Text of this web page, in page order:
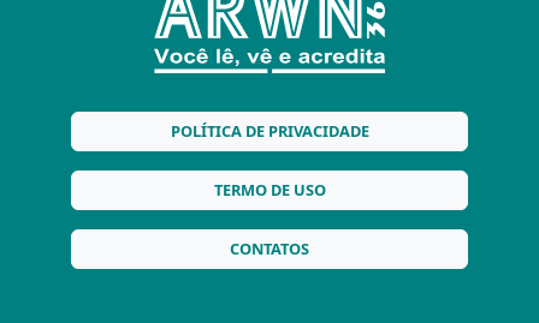
POLÍTICA DE PRIVACIDADE
TERMO DE USO
CONTATOS